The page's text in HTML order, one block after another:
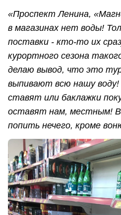
«Проспект Ленина,
в магазинах нет воды!
поставки - кто-то их
курортного сезона
делаю вывод, что это
выпивают всю нашу
ставят или баклажки
оставят нам, местным!
попить нечего, кроме